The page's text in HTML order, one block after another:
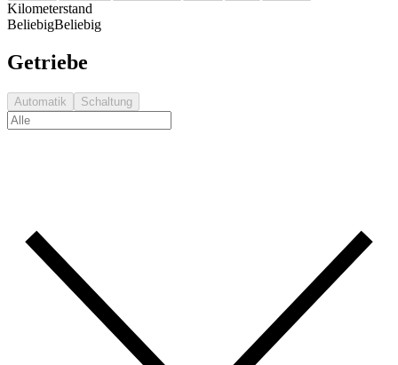
Kilometerstand
BeliebigBeliebig
Getriebe
Automatik Schaltung